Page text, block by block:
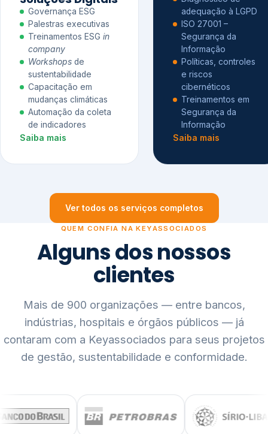
Governança ESG
Palestras executivas
Treinamentos ESG in
company
Workshops de
sustentabilidade
Capacitação em
mudanças climáticas
Automação da coleta
de indicadores
Saiba mais
adequação à LGPD
ISO 27001 –
Segurança da
Informação
Políticas, controles
e riscos
cibernéticos
Treinamentos em
Segurança da
Informação
Saiba mais
Ver todos os serviços completos
QUEM CONFIA NA KEYASSOCIADOS
Alguns dos nossos
clientes
Mais de 900 organizações — entre bancos,
indústrias, hospitais e órgãos públicos — já
contaram com a Keyassociados para seus projetos
de gestão, sustentabilidade e conformidade.